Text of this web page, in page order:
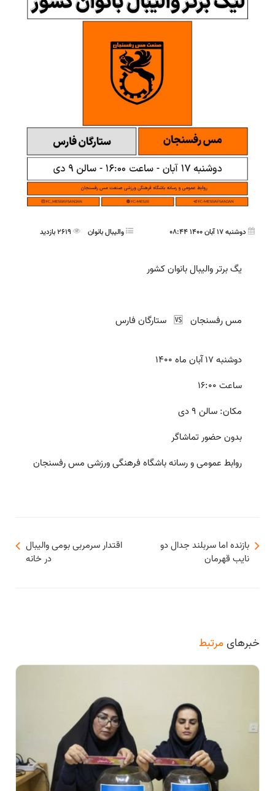
دوشنبه 17 آبان 1400 08:44 واليبال بانوان
یگ برتر والیبال بانوان کشور
مس رفسنجان 🆚️ ستارگان فارس
دوشنبه 17 آبان ماه 1400
ساعت 16:00
مکان: سالن 9 دی
بدون حضور تماشاگر
روابط عمومی و رسانه باشگاه فرهنگی ورزشی مس رفسنجان
اقتدار سرمربی بومی والیبال
در خانه
بازنده اما سربلند جدال دو
نایب قهرمان
خبرهایمرتبط